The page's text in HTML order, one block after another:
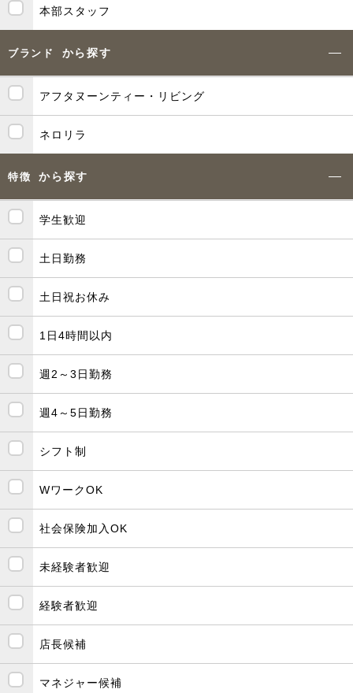
本部スタッフ
ブランド から探す
アフタヌーンティー・リビング
ネロリラ
特徴 から探す
学生歓迎
土日勤務
土日祝お休み
1日4時間以内
週2～3日勤務
週4～5日勤務
シフト制
WワークOK
社会保険加入OK
未経験者歓迎
経験者歓迎
店長候補
マネジャー候補